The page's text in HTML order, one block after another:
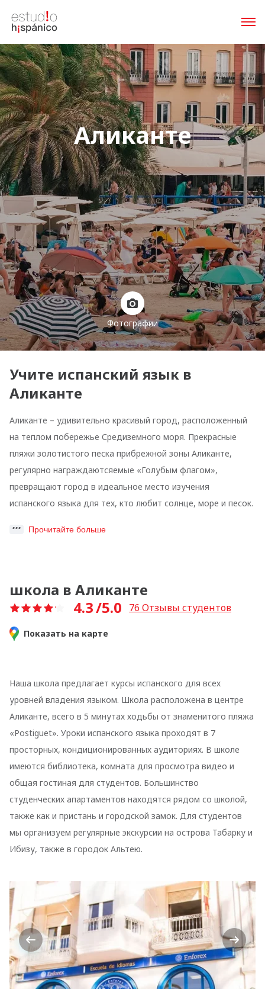
Аликанте
Фотографии
Учите испанский язык в
Аликанте
Аликанте – удивительно красивый город, расположенный
на теплом побережье Средиземного моря. Прекрасные
пляжи золотистого песка прибрежной зоны Аликанте,
регулярно награждаютсяемые «Голубым флагом»,
превращают город в идеальное место изучения
испанского языка для тех, кто любит солнце, море и песок.
Прочитайте больше
школа в Аликанте
4.3/5.0 76 Отзывы студентов
Показать на карте
Наша школа предлагает курсы испанского для всех
уровней владения языком. Школа расположена в центре
Аликанте, всего в 5 минутах ходьбы от знаменитого пляжа
«Postiguet». Уроки испанского языка проходят в 7
просторных, кондиционированных аудиториях. В школе
имеются библиотека, комната для просмотра видео и
общая гостиная для студентов. Большинство
студенческих апартаментов находятся рядом со школой,
также как и пристань и городской замок. Для студентов
мы организуем регулярные экскурсии на острова Табарку и
Ибизу, также в городок Альтею.